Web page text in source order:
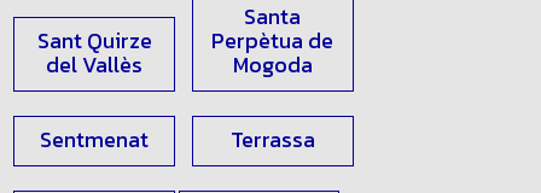
Sant Quirze
del Vallès
Santa
Perpètua de
Mogoda
Sentmenat Terrassa